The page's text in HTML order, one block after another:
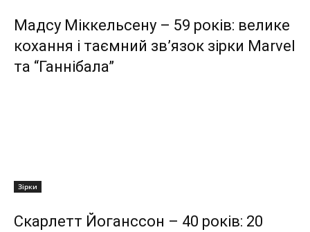
Мадсу Міккельсену – 59 років: велике
кохання і таємний зв’язок зірки Marvel
та “Ганнібала”
Зірки
Скарлетт Йоганссон – 40 років: 20